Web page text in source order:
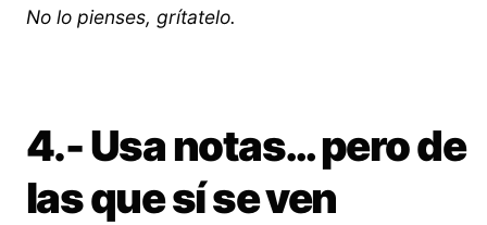
No lo pienses, grítatelo.
4.- Usa notas… pero de
las que sí se ven